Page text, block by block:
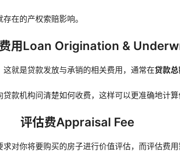
在的产权索赔影响。
用Loan Origination &
就是贷款发放与承销的相关费用，通常在贷款
款机构问清楚如何收费，这样可以更准确地计算
评估费Appraisal Fee
对你将要购买的房子进行价值评估，而评估费用